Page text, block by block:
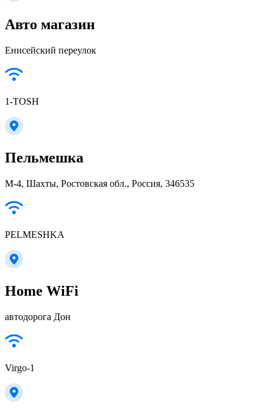
Авто магазин
Енисейский переулок
1-TOSH
Пельмешка
М-4, Шахты, Ростовская обл., Россия, 346535
PELMESHKA
Home WiFi
автодорога Дон
Virgo-1